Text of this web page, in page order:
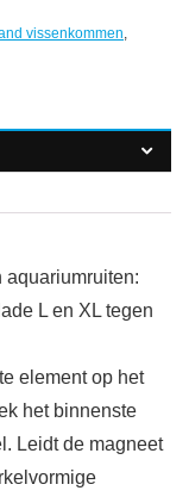
vissenkommen,
aquariumruiten:
L en XL tegen
element op het
het binnenste
Leidt de magneet